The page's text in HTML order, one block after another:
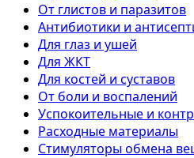
От глистов и паразитов
Антибиотики и
Для глаз и ушей
Для ЖКТ
Для костей и суставов
От боли и воспалений
Успокоительные и
Расходные материалы
Стимуляторы обмена